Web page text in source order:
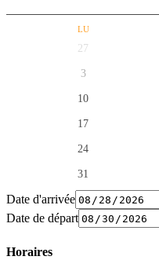
LU
27
3
10
17
24
31
Date d'arrivée
Date de départ
Horaires